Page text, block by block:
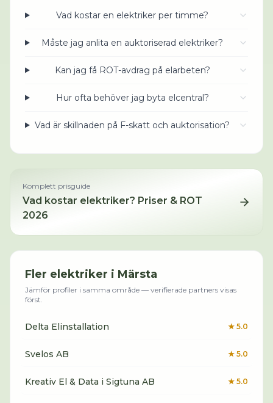
Vad kostar en elektriker per timme?
Måste jag anlita en auktoriserad elektriker?
Kan jag få ROT-avdrag på elarbeten?
Hur ofta behöver jag byta elcentral?
Vad är skillnaden på F-skatt och auktorisation?
Komplett prisguide
Vad kostar elektriker? Priser & ROT
2026
Fler elektriker i Märsta
Jämför profiler i samma område — verifierade partners visas
först.
Delta Elinstallation ★ 5.0
Svelos AB ★ 5.0
Kreativ El & Data i Sigtuna AB ★ 5.0